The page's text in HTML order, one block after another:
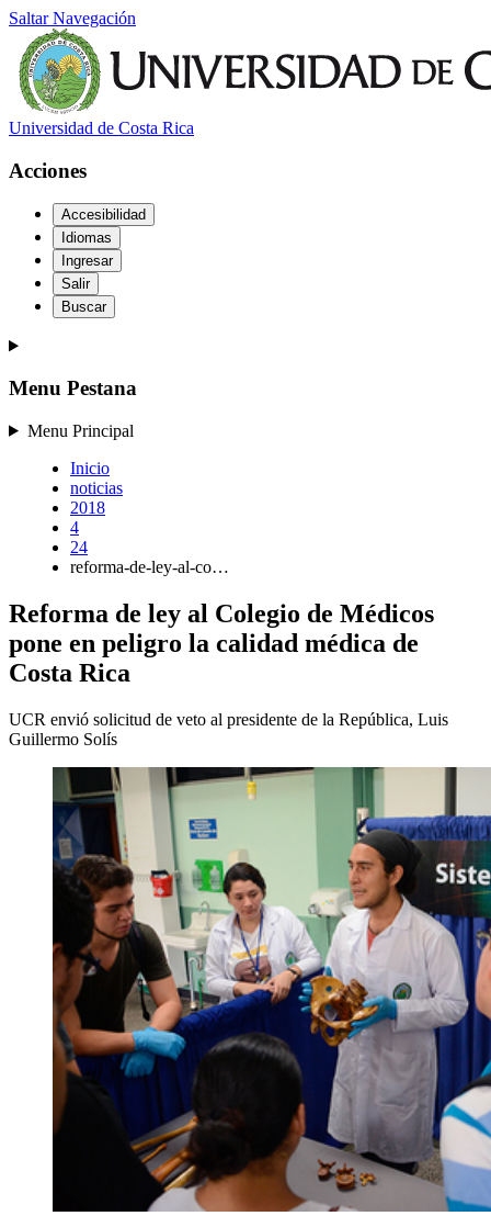
Saltar Navegación
Universidad de Costa Rica
Acciones
Accesibilidad
Idiomas
Ingresar
Salir
Buscar
Menu Pestana
Menu Principal
Inicio
noticias
2018
4
24
reforma-de-ley-al-co…
Reforma de ley al Colegio de Médicos
pone en peligro la calidad médica de
Costa Rica
UCR envió solicitud de veto al presidente de la República, Luis
Guillermo Solís